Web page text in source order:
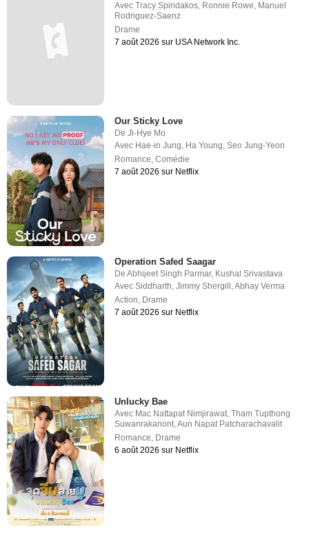
AvecTracy Spiridakos, Ronnie Rowe, Manuel
Rodriguez-Saenz
Drame
7 août 2026 sur USA Network Inc.
Our Sticky Love
DeJi-Hye Mo
Avec Hae-in Jung, Ha Young,Seo Jung-Yeon
Romance,Comédie
7 août 2026 sur Netflix
Operation Safed Saagar
DeAbhijeet Singh Parmar, Kushal Srivastava
AvecSiddharth ,Jimmy Shergill ,Abhay Verma
Action Drame
7 août 2026 sur Netflix
Unlucky Bae
Avec Mac Nattapat Nimjirawat,Tham Tupthong
Suwanrakanont,Aun Napat Patcharachavalit
Romance, Drame
6 août 2026 sur Netflix